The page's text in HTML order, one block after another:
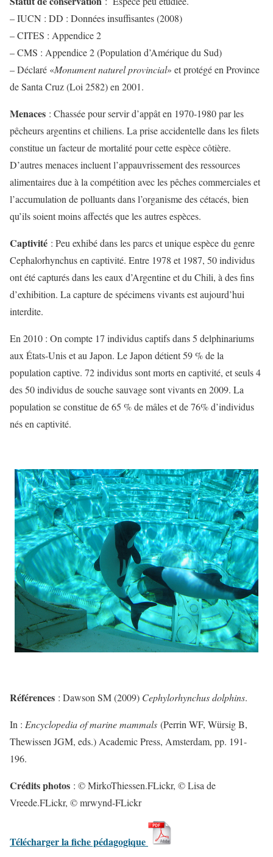
– IUCN : DD : Données insuffisantes (2008)
– CITES : Appendice 2
– CMS : Appendice 2 (Population d’Amérique du Sud)
– Déclaré «Monument naturel provincial» et protégé en Province
de Santa Cruz (Loi 2582) en 2001.
Menaces : Chassée pour servir d’appât en 1970-1980 par les
pêcheurs argentins et chiliens. La prise accidentelle dans les filets
constitue un facteur de mortalité pour cette espèce côtière.
D’autres menaces incluent l’appauvrissement des ressources
alimentaires due à la compétition avec les pêches commerciales et
l’accumulation de polluants dans l’organisme des cétacés, bien
qu’ils soient moins affectés que les autres espèces.
Captivité : Peu exhibé dans les parcs et unique espèce du genre
Cephalorhynchus en captivité. Entre 1978 et 1987, 50 individus
ont été capturés dans les eaux d’Argentine et du Chili, à des fins
d’exhibition. La capture de spécimens vivants est aujourd’hui
interdite.
En 2010 : On compte 17 individus captifs dans 5 delphinariums
aux États-Unis et au Japon. Le Japon détient 59 % de la
population captive. 72 individus sont morts en captivité, et seuls 4
des 50 individus de souche sauvage sont vivants en 2009. La
population se constitue de 65 % de mâles et de 76% d’individus
nés en captivité.
Références : Dawson SM (2009) Cephylorhynchus dolphins.
In : Encyclopedia of marine mammals (Perrin WF, Würsig B,
Thewissen JGM, eds.) Academic Press, Amsterdam, pp. 191-
196.
Crédits photos : © MirkoThiessen.FLickr, © Lisa de
Vreede.FLickr, © mrwynd-FLickr
Télécharger la fiche pédagogique